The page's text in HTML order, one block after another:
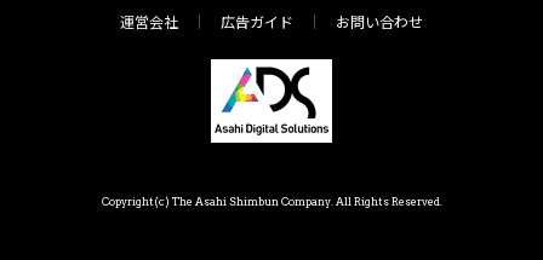
運営会社 広告ガイド お問い合わせ
Copyright(c) The Asahi Shimbun Company. All Rights Reserved.